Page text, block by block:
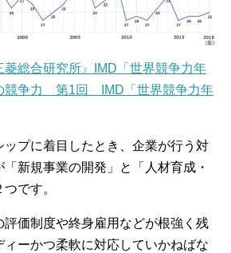
菱総合研究所』IMD「世界競争力年
競争力 第1回 IMD「世界競争力年
ップに着目したとき、企業が行う対
新規事業の開発」と「人材育成・
です。
評価制度や終身雇用などが根強く残
ィーかつ柔軟に対応していかねばな